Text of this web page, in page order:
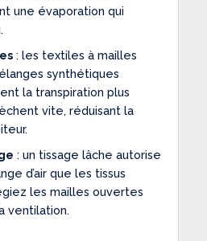
une évaporation qui
: les textiles à mailles
synthétiques
la transpiration plus
vite, réduisant la
: un tissage lâche autorise
d’air que les tissus
les mailles ouvertes
ventilation.